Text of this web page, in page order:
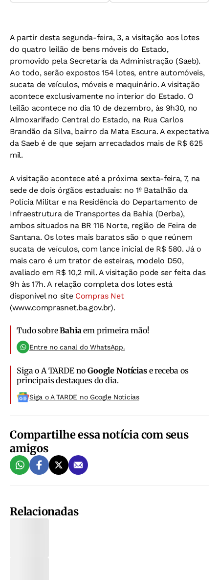
A partir desta segunda-feira, 3, a visitação aos lotes
do quatro leilão de bens móveis do Estado,
promovido pela Secretaria da Administração (Saeb).
Ao todo, serão expostos 154 lotes, entre automóveis,
sucata de veículos, móveis e maquinário. A visitação
acontece exclusivamente no interior do Estado. O
leilão acontece no dia 10 de dezembro, às 9h30, no
Almoxarifado Central do Estado, na Rua Carlos
Brandão da Silva, bairro da Mata Escura. A expectativa
da Saeb é de que sejam arrecadados mais de R$ 625
mil.
A visitação acontece até a próxima sexta-feira, 7, na
sede de dois órgãos estaduais: no 1º Batalhão da
Polícia Militar e na Residência do Departamento de
Infraestrutura de Transportes da Bahia (Derba),
ambos situados na BR 116 Norte, região de Feira de
Santana. Os lotes mais baratos são o que reúnem
sucata de veículos, com lance inicial de R$ 580. Já o
mais caro é um trator de esteiras, modelo D50,
avaliado em R$ 10,2 mil. A visitação pode ser feita das
9h às 17h. A relação completa dos lotes está
disponível no site Compras Net
(www.comprasnet.ba.gov.br).
Tudo sobreBahiaem primeira mão!
Entre no canal do WhatsApp.
Siga o A TARDE noGoogle Notíciase receba os
principais destaques do dia.
Siga o A TARDE no Google Noticias
Compartilhe essa notícia com seus
amigos
Relacionadas